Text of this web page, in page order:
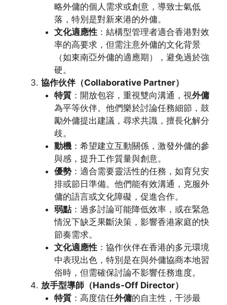
略外傭的個人需求或創意，導致士氣低
落，特別是對新來港的外傭。
文化適應性：結構型管理者適合香港對效
率的高要求，但需注意外傭的文化背景
（如東南亞外傭的適應期），避免過於強
硬。
協作伙伴（Collaborative Partner）
特質：開放包容，重視雙向溝通，視外傭
為平等伙伴。他們樂於討論任務細節，鼓
勵外傭提出建議，尋求共識，擅長化解分
歧。
動機：希望建立互動關係，激發外傭的參
與感，提升工作質量與創意。
優勢：適合需要靈活性的任務，如育兒安
排或節日準備。他們能有效溝通，克服外
傭的語言或文化障礙，促進合作。
弱點：過多討論可能降低效率，或在緊急
情況下缺乏果斷決策，影響香港家庭的快
節奏需求。
文化適應性：協作伙伴在香港的多元環境
中表現出色，特別是在與外傭協商本地習
俗時，但需確保討論不影響任務進度。
放手型導師（Hands-Off Director）
特質：高度信任外傭的自主性，干涉最